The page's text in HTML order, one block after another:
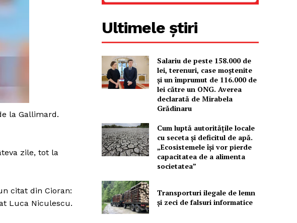
la Gallimard.
zile, tot la
citat din Cioran:
Luca Niculescu.
Ultimele știri
Salariu de peste 158.000 de
lei, terenuri, case moștenite
și un împrumut de 116.000 de
lei către un ONG. Averea
declarată de Mirabela
Grădinaru
Cum luptă autoritățile locale
cu seceta și deficitul de apă.
„Ecosistemele își vor pierde
capacitatea de a alimenta
societatea”
Transporturi ilegale de lemn
și zeci de falsuri informatice